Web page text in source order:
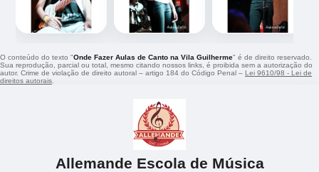
O conteúdo do texto "Onde Fazer Aulas de Canto na Vila Guilherme" é de direito reservado.
Sua reprodução, parcial ou total, mesmo citando nossos links, é proibida sem a autorização do
autor. Crime de violação de direito autoral – artigo 184 do Código Penal – Lei 9610/98 - Lei de
direitos autorais
Allemande Escola de Música